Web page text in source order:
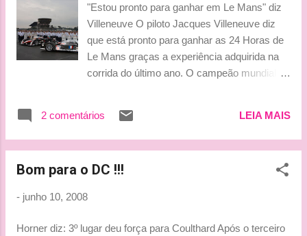
casamento começará no dia 13 de junho
com um jantar para os amigos mais
próximos dos noivos. A igreja eleita para
celebrar a união do casal foi Iglesia de Roma
de Santo Espíritu de Sassia , o mesmo lugar
para apresentar sua última coleção. E a festa
barraco como no casório de Ronaldo Fenô...
"Estou pronto para ganhar em Le Mans" diz
Villeneuve O piloto Jacques Villeneuve diz
que está pronto para ganhar as 24 Horas de
Le Mans graças a experiência adquirida na
corrida do último ano. O campeão mundial de
segundo ano, e acredita que eles podem ser
competitivos o suficiente para conseguir a
estou muito feliz com o que nós
2 comentários LEIA MAIS
Bom para o DC !!!
- junho 10, 2008
Horner diz: 3º lugar deu força para Coulthard Após o terceiro